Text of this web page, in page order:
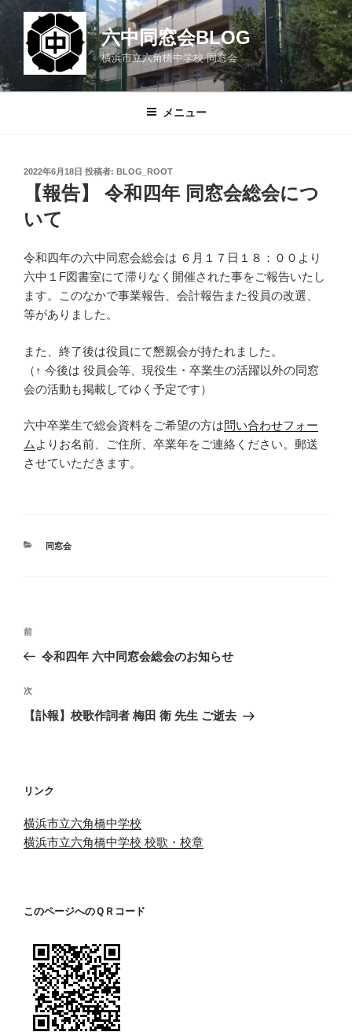
コ
ン
ツ
六中同窓会BLOG
横浜市立六角橋中学校 同窓会
メニュー
投
2022年6月18日 投稿者: BLOG_ROOT
【報告】 令和四年 同窓会総会につ
いて
令和四年の六中同窓会総会は ６月１７日１８：００より
六中１F図書室にて滞りなく開催された事をご報告いたし
ます。このなかで事業報告、会計報告また役員の改選、
等がありました。
また、終了後は役員にて懇親会が持たれました。
（↑ 今後は 役員会等、現役生・卒業生の活躍以外の同窓
会の活動も掲載してゆく予定です）
六中卒業生で総会資料をご希望の方は問い合わせフォー
ム よりお名前、ご住所、卒業年をご連絡ください。郵送
させていただきます。
カ
同窓会
投
ビ
ゲ
ン
前
の
稿
前
令和四年 六中同窓会総会のお知らせ
次
の
次
【訃報】校歌作詞者 梅田 衛 先生 ご逝去
リンク
横浜市立六角橋中学校
横浜市立六角橋中学校 校歌・校章
このページへのＱＲコード